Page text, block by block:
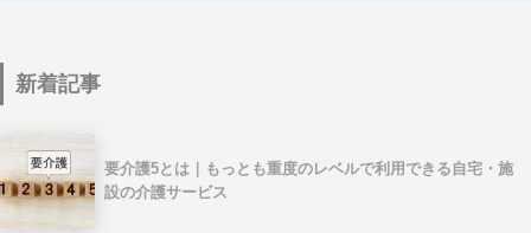
新着記事
要介護5とは｜もっとも重度のレベルで利用できる自宅・施
設の介護サービス